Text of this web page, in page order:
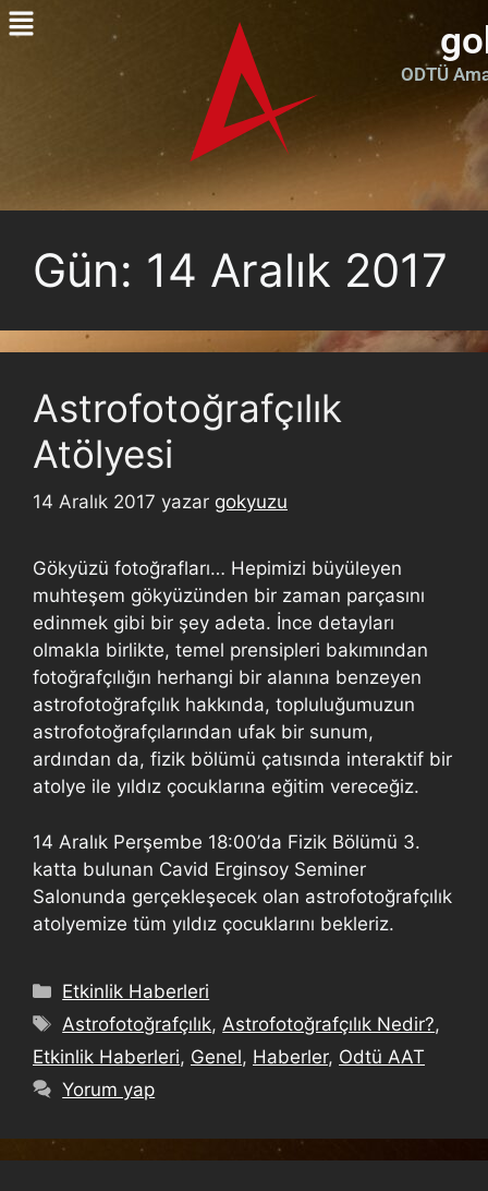
ODTÜ
Gün: 14 Aralık 2017
Astrofotoğrafçılık
Atölyesi
14 Aralık 2017 yazar gokyuzu
Gökyüzü fotoğrafları… Hepimizi büyüleyen
muhteşem gökyüzünden bir zaman parçasını
edinmek gibi bir şey adeta. İnce detayları
olmakla birlikte, temel prensipleri bakımından
fotoğrafçılığın herhangi bir alanına benzeyen
astrofotoğrafçılık hakkında, topluluğumuzun
astrofotoğrafçılarından ufak bir sunum,
ardından da, fizik bölümü çatısında interaktif bir
atolye ile yıldız çocuklarına eğitim vereceğiz.
14 Aralık Perşembe 18:00’da Fizik Bölümü 3.
katta bulunan Cavid Erginsoy Seminer
Salonunda gerçekleşecek olan astrofotoğrafçılık
atolyemize tüm yıldız çocuklarını bekleriz.
Etkinlik Haberleri
Astrofotoğrafçılık, Astrofotoğrafçılık Nedir?,
Etkinlik Haberleri, Genel, Haberler, Odtü AAT
Yorum yap